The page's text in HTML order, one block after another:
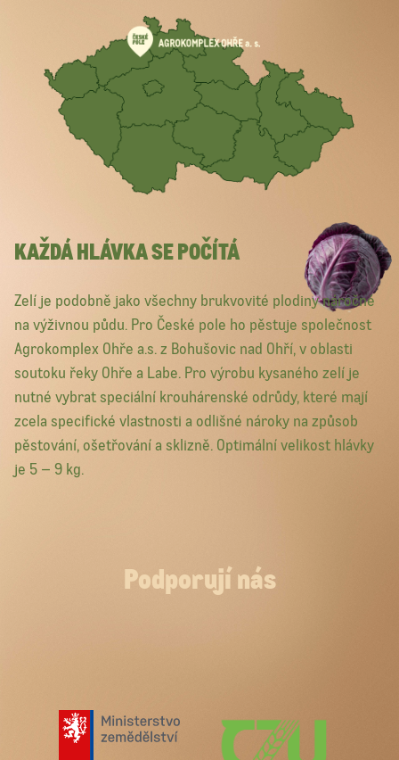
KAŽDÁ HLÁVKA SE POČÍTÁ
Zelí je podobně jako všechny brukvovité plodiny náročné
na výživnou půdu. Pro České pole ho pěstuje společnost
Agrokomplex Ohře a.s. z Bohušovic nad Ohří, v oblasti
soutoku řeky Ohře a Labe. Pro výrobu kysaného zelí je
nutné vybrat speciální krouhárenské odrůdy, které mají
zcela specifické vlastnosti a odlišné nároky na způsob
pěstování, ošetřování a sklizně. Optimální velikost hlávky
je 5 – 9 kg.
Podporují nás